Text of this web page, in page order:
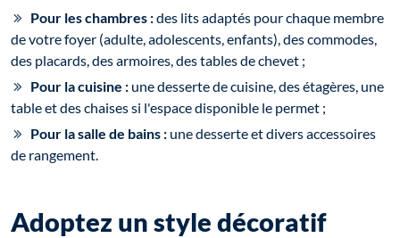
Pour les chambres :des lits adaptés pour chaque membre
de votre foyer (adulte, adolescents, enfants), des commodes,
des placards, des armoires, des tables de chevet ;
Pour la cuisine : une desserte de cuisine, des étagères, une
table et des chaises si l'espace disponible le permet ;
Pour la salle de bains : une desserte et divers accessoires
de rangement.
Adoptez un style décoratif